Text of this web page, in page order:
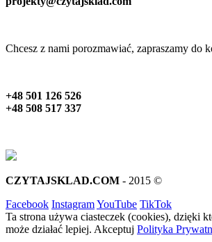
Chcesz z nami porozmawiać, zapraszamy do
+48 501 126 526
+48 508 517 337
CZYTAJSKLAD.COM - 2015 ©
Facebook InstagramYouTube TikTok
Ta strona używa ciasteczek (cookies), dzięki
może działać lepiej. Akceptuj Polityka